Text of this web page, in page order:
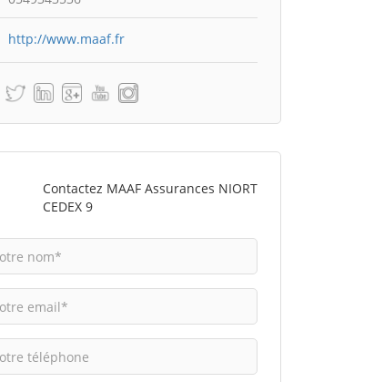
http://www.maaf.fr
Contactez MAAF Assurances NIORT
CEDEX 9